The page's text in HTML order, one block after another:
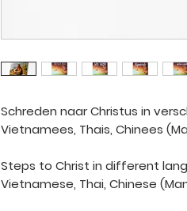
Schreden naar Christus in
Vietnamees, Thais, Chinees
Steps to Christ in different
Vietnamese, Thai, Chinese